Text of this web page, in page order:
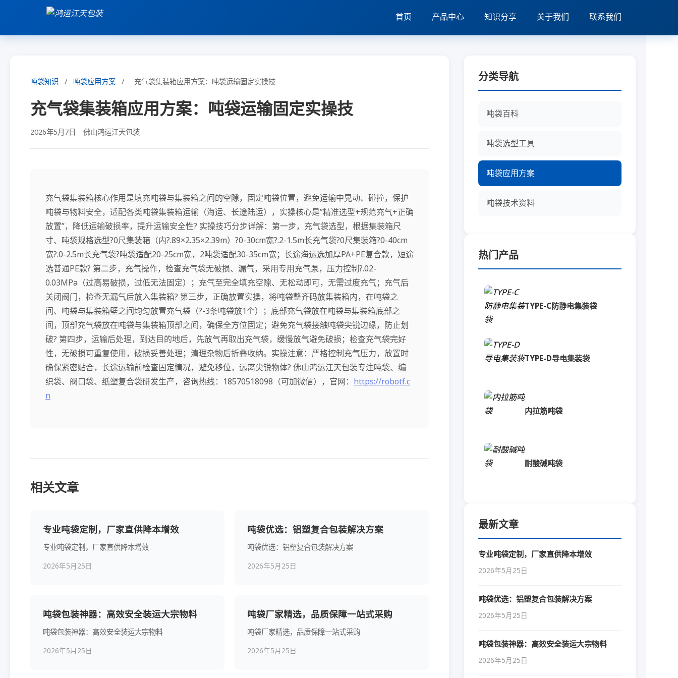
首页 产品中心 知识分享 关于我们 联系我们
吨袋知识 / 吨袋应用方案 / 充气袋集装箱应用方案：吨袋运输固定实操技
充气袋集装箱应用方案：吨袋运输固定实操技
2026年5月7日 佛山鸿运江天包装
充气袋集装箱核心作用是填充吨袋与集装箱之间的空隙，固定吨袋位置，避免运输中晃动、碰撞，保护
吨袋与物料安全，适配各类吨袋集装箱运输（海运、长途陆运），实操核心是”精准选型+规范充气+正确
放置”，降低运输破损率，提升运输安全性? 实操技巧分步详解：第一步，充气袋选型，根据集装箱尺
寸、吨袋规格选型?0尺集装箱（内?.89×2.35×2.39m）?0-30cm宽?.2-1.5m长充气袋?0尺集装箱?0-40cm
宽?.0-2.5m长充气袋?吨袋适配20-25cm宽，2吨袋适配30-35cm宽；长途海运选加厚PA+PE复合款，短途
选普通PE款? 第二步，充气操作，检查充气袋无破损、漏气，采用专用充气泵，压力控制?.02-
0.03MPa（过高易破损，过低无法固定）；充气至完全填充空隙、无松动即可，无需过度充气；充气后
关闭阀门，检查无漏气后放入集装箱? 第三步，正确放置实操，将吨袋整齐码放集装箱内，在吨袋之
间、吨袋与集装箱壁之间均匀放置充气袋（?-3条吨袋放1个）；底部充气袋放在吨袋与集装箱底部之
间，顶部充气袋放在吨袋与集装箱顶部之间，确保全方位固定；避免充气袋接触吨袋尖锐边缘，防止划
破? 第四步，运输后处理，到达目的地后，先放气再取出充气袋，缓慢放气避免破损；检查充气袋完好
性，无破损可重复使用，破损妥善处理；清理杂物后折叠收纳。实操注意：严格控制充气压力，放置时
确保紧密贴合，长途运输前检查固定情况，避免移位，远离尖锐物体? 佛山鸿运江天包装专注吨袋、编
织袋、阀口袋、纸塑复合袋研发生产，咨询热线：18570518098（可加微信），官网： https://robotf.c
n
相关文章
专业吨袋定制，厂家直供降本增效
专业吨袋定制，厂家直供降本增效
2026年5月25日
吨袋优选：铝塑复合包装解决方案
吨袋优选：铝塑复合包装解决方案
2026年5月25日
吨袋包装神器：高效安全装运大宗物料
吨袋包装神器：高效安全装运大宗物料
2026年5月25日
吨袋厂家精选，品质保障一站式采购
吨袋厂家精选，品质保障一站式采购
2026年5月25日
分类导航
吨袋百科
吨袋选型工具
吨袋应用方案
吨袋技术资料
热门产品
TYPE-C防静电集装袋
TYPE-D导电集装袋
内拉筋吨袋
耐酸碱吨袋
最新文章
专业吨袋定制，厂家直供降本增效
2026年5月25日
吨袋优选：铝塑复合包装解决方案
2026年5月25日
吨袋包装神器：高效安全装运大宗物料
2026年5月25日